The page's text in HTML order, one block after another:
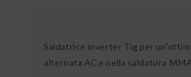
Saldatrice inverter Tig per
alternata AC e nella saldatura